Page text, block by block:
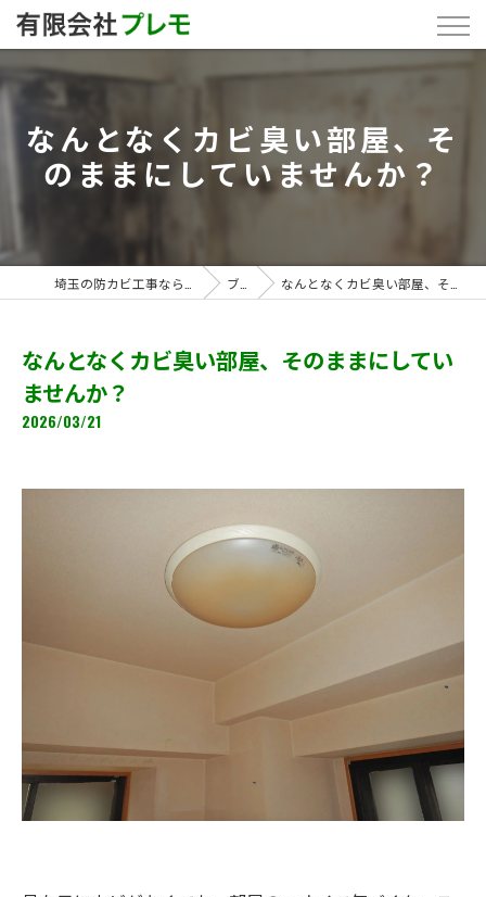
なんとなくカビ臭い部屋、そ
のままにしていませんか？
ブログ なんとなくカビ臭い部屋、そのままにしていませんか？
なんとなくカビ臭い部屋、そのままにしてい
ませんか？
2026/03/21